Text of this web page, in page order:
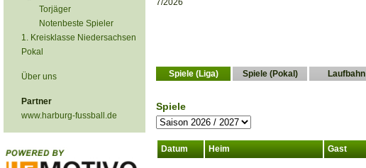
Torjäger
Notenbeste Spieler
1. Kreisklasse Niedersachsen
Pokal
Über uns
Partner
www.harburg-fussball.de
7/2026
Spiele (Liga) Spiele (Pokal) Laufbahn
Spiele
Datum Heim Gast